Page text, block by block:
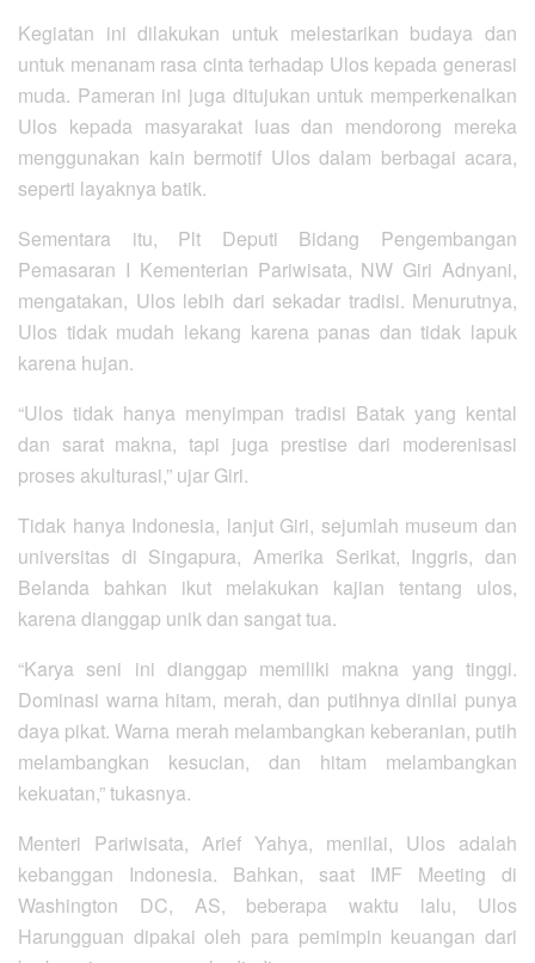
Kegiatan ini dilakukan untuk melestarikan budaya dan
untuk menanam rasa cinta terhadap Ulos kepada generasi
muda. Pameran ini juga ditujukan untuk memperkenalkan
Ulos kepada masyarakat luas dan mendorong mereka
menggunakan kain bermotif Ulos dalam berbagai acara,
seperti layaknya batik.
Sementara itu, Plt Deputi Bidang Pengembangan
Pemasaran I Kementerian Pariwisata, NW Giri Adnyani,
mengatakan, Ulos lebih dari sekadar tradisi. Menurutnya,
Ulos tidak mudah lekang karena panas dan tidak lapuk
karena hujan.
“Ulos tidak hanya menyimpan tradisi Batak yang kental
dan sarat makna, tapi juga prestise dari moderenisasi
proses akulturasi,” ujar Giri.
Tidak hanya Indonesia, lanjut Giri, sejumlah museum dan
universitas di Singapura, Amerika Serikat, Inggris, dan
Belanda bahkan ikut melakukan kajian tentang ulos,
karena dianggap unik dan sangat tua.
“Karya seni ini dianggap memiliki makna yang tinggi.
Dominasi warna hitam, merah, dan putihnya dinilai punya
daya pikat. Warna merah melambangkan keberanian, putih
melambangkan kesucian, dan hitam melambangkan
kekuatan,” tukasnya.
Menteri Pariwisata, Arief Yahya, menilai, Ulos adalah
kebanggan Indonesia. Bahkan, saat IMF Meeting di
Washington DC, AS, beberapa waktu lalu, Ulos
Harungguan dipakai oleh para pemimpin keuangan dari